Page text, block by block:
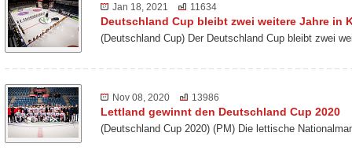
Jan 18, 2021 11634
Deutschland Cup bleibt zwei weitere Jahre in
(Deutschland Cup) Der Deutschland Cup bleibt zwei
Nov 08, 2020 13986
Lettland gewinnt den Deutschland Cup 2020
(Deutschland Cup 2020) (PM) Die lettische